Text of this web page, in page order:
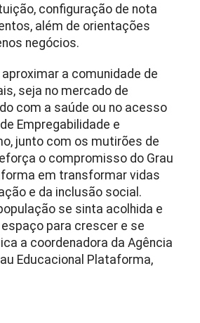
configuração de nota
além de orientações
negócios.
a comunidade de
seja no mercado de
com a saúde ou no acesso
Empregabilidade e
junto com os mutirões de
o compromisso do Grau
em transformar vidas
e da inclusão social.
se sinta acolhida e
para crescer e se
a coordenadora da Agência
Educacional Plataforma,